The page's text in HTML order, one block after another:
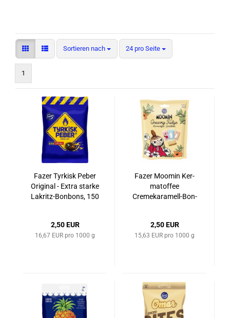
Sortieren nach
Sortieren nach 24 pro Seite
pro Seite
1
Fazer Tyr­kisk Peber
Ori­gi­nal - Extra star­ke
Lakritz-​​Bon­bons, 150
2,50 EUR
16,67 EUR pro 1000 g
Fazer Moo­min Ker­
matof­fee
Cremekaramell-​​Bon­
2,50 EUR
15,63 EUR pro 1000 g